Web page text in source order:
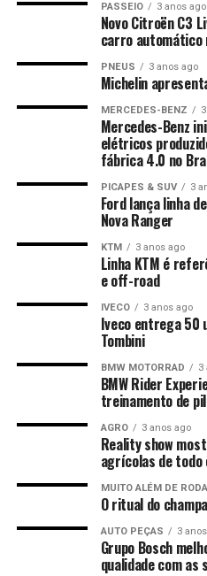
PASSEIO 3 anos ago
Novo Citroën C3
carro automático
PNEUS 3 anos ago
Michelin
MERCEDES-BENZ
Mercedes-Benz
elétricos
fábrica 4.0 no
PICAPES & SUV 3
Ford lança linha
Nova Ranger
KTM 3 anos ago
Linha KTM é
e off-road
IVECO 3 anos ago
Iveco entrega 50
Tombini
BMW MOTORRAD 3
BMW Rider
treinamento de
AGRO 3 anos ago
Reality show
agrícolas de todo
MUITO ALÉM DE
O ritual do
AUTO PEÇAS 3
Grupo Bosch
qualidade com as